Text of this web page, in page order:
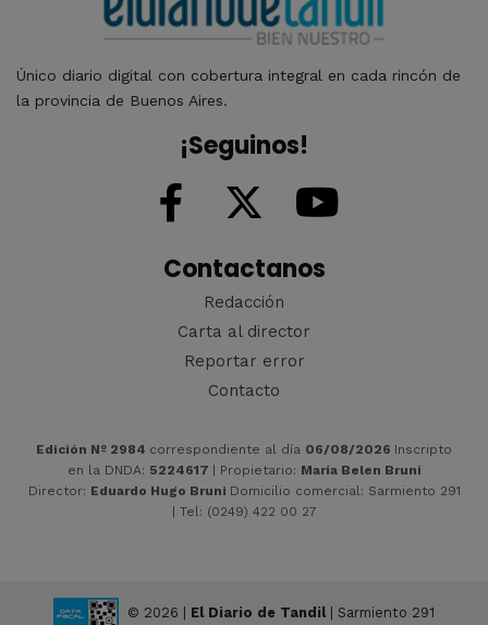
Único diario digital con cobertura integral en cada rincón de
la provincia de Buenos Aires.
¡Seguinos!
Contactanos
Redacción
Carta al director
Reportar error
Contacto
Edición Nº 2984 correspondiente al día 06/08/2026 Inscripto
en la DNDA: 5224617 | Propietario: María Belen Bruni
Director: Eduardo Hugo Bruni Domicilio comercial: Sarmiento 291
| Tel: (0249) 422 00 27
© 2026 | El Diario de Tandil| Sarmiento 291